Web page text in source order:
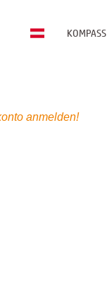
KOMPASS
anmelden!